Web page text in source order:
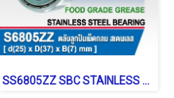
SS6805ZZ SBC STAINLESS BALL BEARING Stainless Type